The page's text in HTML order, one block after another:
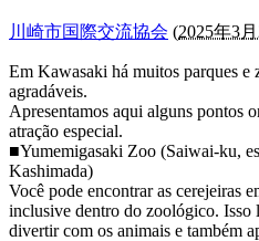
川崎市国際交流協会 (2025年3
Em Kawasaki há muitos parques e
agradáveis.
Apresentamos aqui alguns pontos
atração especial.
■Yumemigasaki Zoo (Saiwai-ku,
Kashimada)
Você pode encontrar as cerejeiras
inclusive dentro do zoológico. Isso
divertir com os animais e também